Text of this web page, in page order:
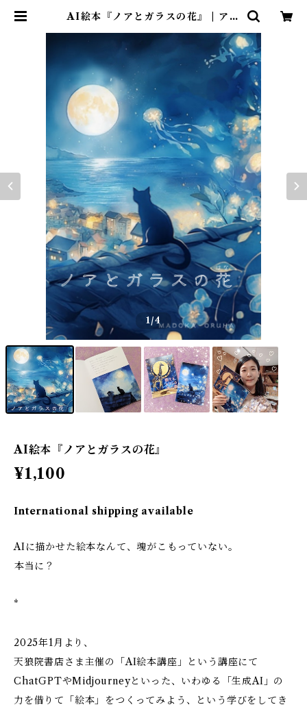
AI絵本『ノアとガラスの花』 | アト
1/4
AI絵本『ノアとガラスの花』
¥1,100
International shipping available
AIに描かせた絵本なんて、魂がこもっていない。
―――本当に？
*
2025年1月より、
天狼院書店さま主催の「AI絵本講座」という講座にて
ChatGPTやMidjourneyといった、いわゆる「生成AI」の
力を借りて「絵本」をつくってみよう、という学びをしてき